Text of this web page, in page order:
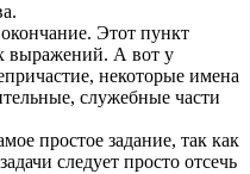
Этот пункт
выражений. А вот у
некоторые имена
служебные части
простое задание, так как
следует просто отсечь